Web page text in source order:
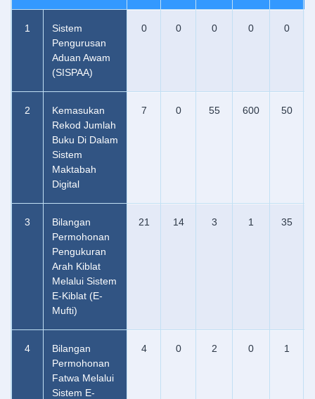
1
Sistem
Pengurusan
Aduan Awam
(SISPAA)
0 0 0 0 0
2
Kemasukan
Rekod Jumlah
Buku Di Dalam
Sistem
Maktabah
Digital
7 0 55 600 50
3
Bilangan
Permohonan
Pengukuran
Arah Kiblat
Melalui Sistem
E-Kiblat (e-
Mufti)
21 14 3 1 35
4
Bilangan
Permohonan
Fatwa Melalui
Sistem E-
4 0 2 0 1